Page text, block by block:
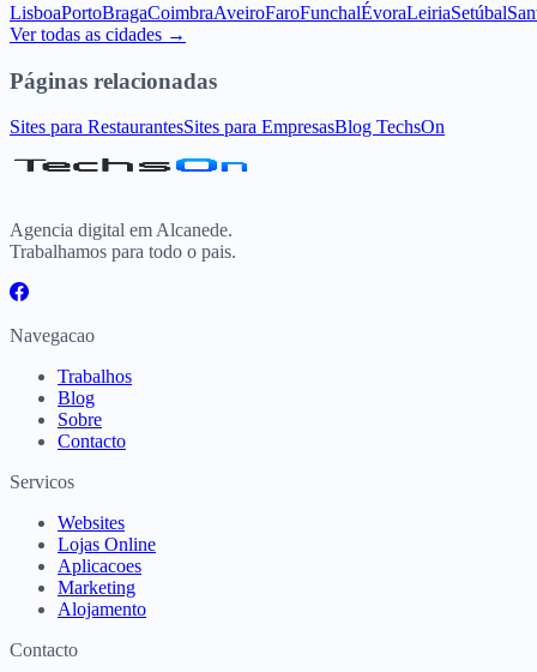
LisboaPortoBragaCoimbraAveiroFaroFunchalÉvoraLeiriaSetúbal
Ver todas as cidades →
Páginas relacionadas
Sites para RestaurantesSites para EmpresasBlog TechsOn
Agencia digital em Alcanede.
Trabalhamos para todo o pais.
Navegacao
Trabalhos
Blog
Sobre
Contacto
Servicos
Websites
Lojas Online
Aplicacoes
Marketing
Alojamento
Contacto